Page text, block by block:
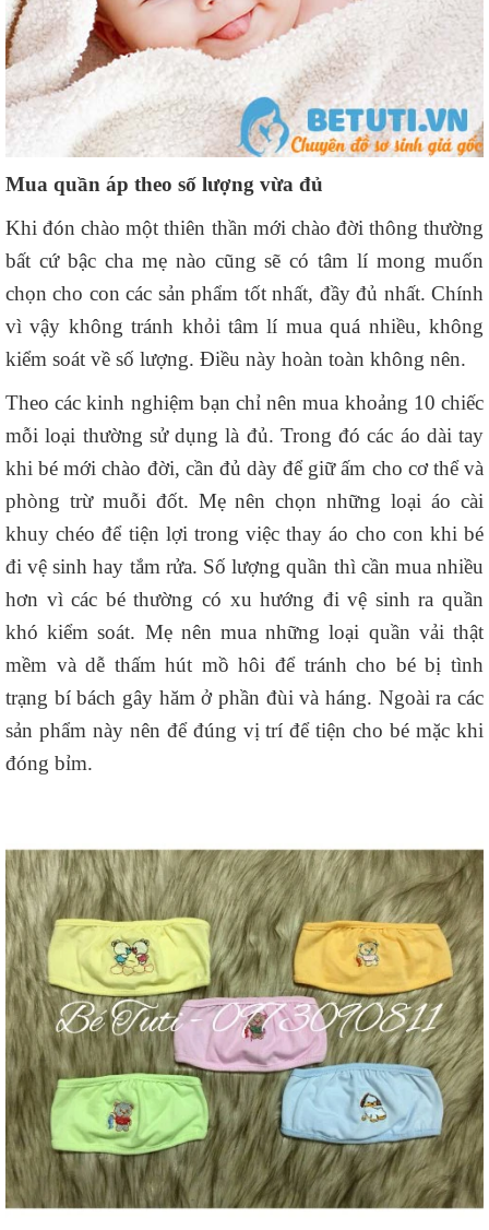
Mua quần áp theo số lượng vừa đủ
Khi đón chào một thiên thần mới chào đời thông thường
bất cứ bậc cha mẹ nào cũng sẽ có tâm lí mong muốn
chọn cho con các sản phẩm tốt nhất, đầy đủ nhất. Chính
vì vậy không tránh khỏi tâm lí mua quá nhiều, không
kiểm soát về số lượng. Điều này hoàn toàn không nên.
Theo các kinh nghiệm bạn chỉ nên mua khoảng 10 chiếc
mỗi loại thường sử dụng là đủ. Trong đó các áo dài tay
khi bé mới chào đời, cần đủ dày để giữ ấm cho cơ thể và
phòng trừ muỗi đốt. Mẹ nên chọn những loại áo cài
khuy chéo để tiện lợi trong việc thay áo cho con khi bé
đi vệ sinh hay tắm rửa. Số lượng quần thì cần mua nhiều
hơn vì các bé thường có xu hướng đi vệ sinh ra quần
khó kiểm soát. Mẹ nên mua những loại quần vải thật
mềm và dễ thấm hút mồ hôi để tránh cho bé bị tình
trạng bí bách gây hăm ở phần đùi và háng. Ngoài ra các
sản phẩm này nên để đúng vị trí để tiện cho bé mặc khi
đóng bỉm.